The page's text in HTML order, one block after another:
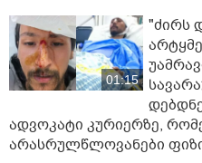
01:15
"ძირს
ადვოკატი კურიერზე,
არასრულწლოვანები